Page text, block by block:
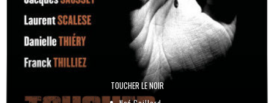
TOUCHER LE NOIR